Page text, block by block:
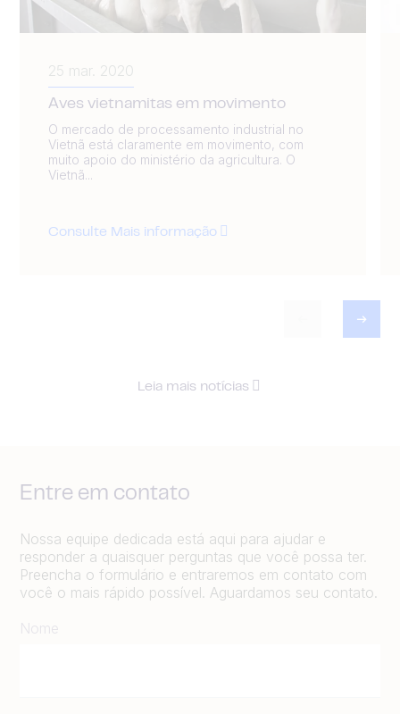
25 mar. 2020
Aves vietnamitas em movimento
O mercado de processamento industrial no
Vietnã está claramente em movimento, com
muito apoio do ministério da agricultura. O
Vietnã...
Consulte Mais informação
Leia mais notícias
Entre em contato
Nossa equipe dedicada está aqui para ajudar e
responder a quaisquer perguntas que você possa ter.
Preencha o formulário e entraremos em contato com
você o mais rápido possível. Aguardamos seu contato.
Nome